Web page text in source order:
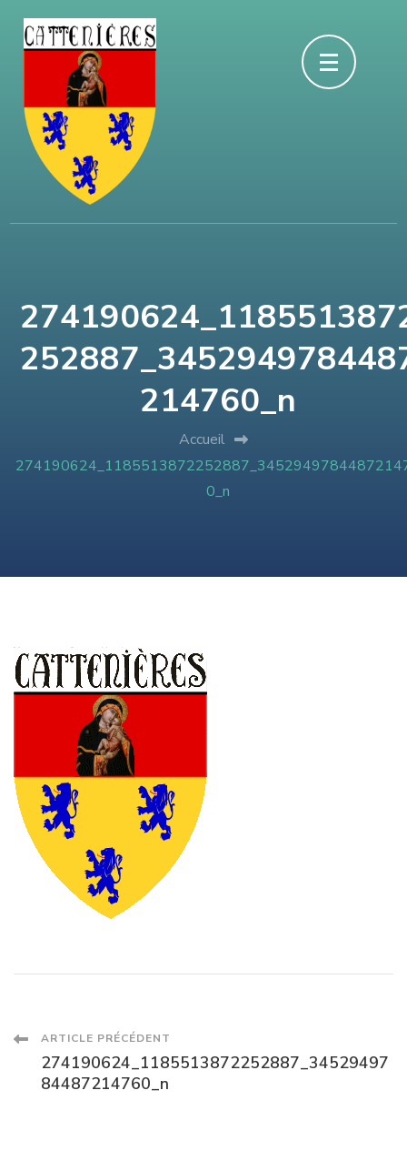
Aller
(Pressez
Entrée)
214760_n
Accueil
0_n
Navigation
des
ARTICLE PRÉCÉDENT
274190624_1185513872252887_34529497
84487214760_n